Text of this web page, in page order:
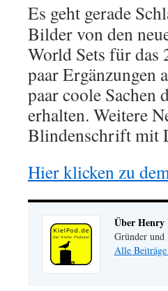
Es geht gerade
Bilder von den
World Sets für das
paar Ergänzungen
paar coole Sachen
erhalten. Weitere
Blindenschrift mit
Hier klicken zu
Über Henry
Gründer
Alle